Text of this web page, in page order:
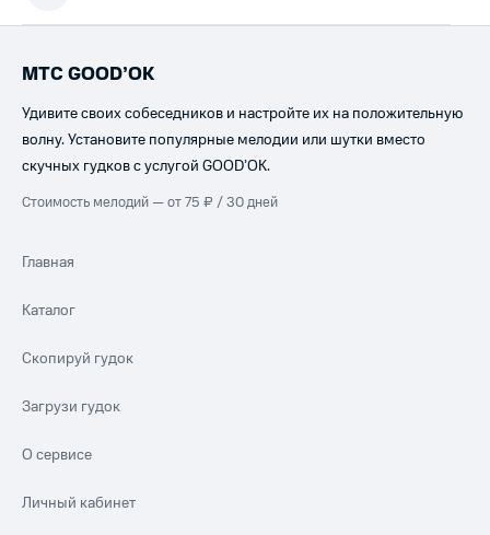
МТС GOOD’OK
Удивите своих собеседников и настройте их на положительную
волну. Установите популярные мелодии или шутки вместо
скучных гудков с услугой GOOD’OK.
Стоимость мелодий — от 75 ₽ / 30 дней
Главная
Каталог
Скопируй гудок
Загрузи гудок
О сервисе
Личный кабинет